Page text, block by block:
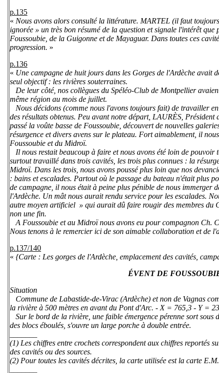
p.135
« Nous avons alors consulté la littérature. MARTEL (il faut
ignorée » un très bon résumé de la question et signale l'intérêt que
Foussoubie, de la Guigonne et de Mayaguar. Dans toutes ces
progression. »
p.136
« Une campagne de huit jours dans les Gorges de l'Ardèche avait
seul objectif : les rivières souterraines.
De leur côté, nos collègues du Spéléo-Club de Montpellier
même région au mois de juillet.
Nous décidons (comme nous l'avons toujours fait) de travailler
des résultats obtenus. Peu avant notre départ, LAURÈS, Président
passé la voûte basse de Foussoubie, découvert de nouvelles
résurgence et divers avens sur le plateau. Fort aimablement, il
Foussoubie et du Midroï.
Il nous restait beaucoup à faire et nous avons été loin de pouvoir
surtout travaillé dans trois cavités, les trois plus connues : la
Midroï. Dans les trois, nous avons poussé plus loin que nos
: bains et escalades. Partout où le passage du bateau n'était plus
de campagne, il nous était à peine plus pénible de nous immerger
l'Ardèche. Un mât nous aurait rendu service pour les escalades.
autre moyen artificiel » qui aurait dû faire rougir des membres du
non une fin.
A Foussoubie et au Midroï nous avons eu pour compagnon Ch.
Nous tenons à le remercier ici de son aimable collaboration et de
p.137/140
« {Carte : Les gorges de l'Ardèche, emplacement des cavités,
ÉVENT DE
Situation
Commune de Labastide-de-Virac (Ardèche) et non de Vagnas
la rivière à 500 mètres en avant du Pont d'Arc. - X = 765,3 - Y =
Sur le bord de la rivière, une faible émergence pérenne sort sous
des blocs éboulés, s'ouvre un large porche à double entrée.
(1) Les chiffres entre crochets correspondent aux chiffres reportés
des cavités ou des sources.
(2) Pour toutes les cavités décrites, la carte utilisée est la carte